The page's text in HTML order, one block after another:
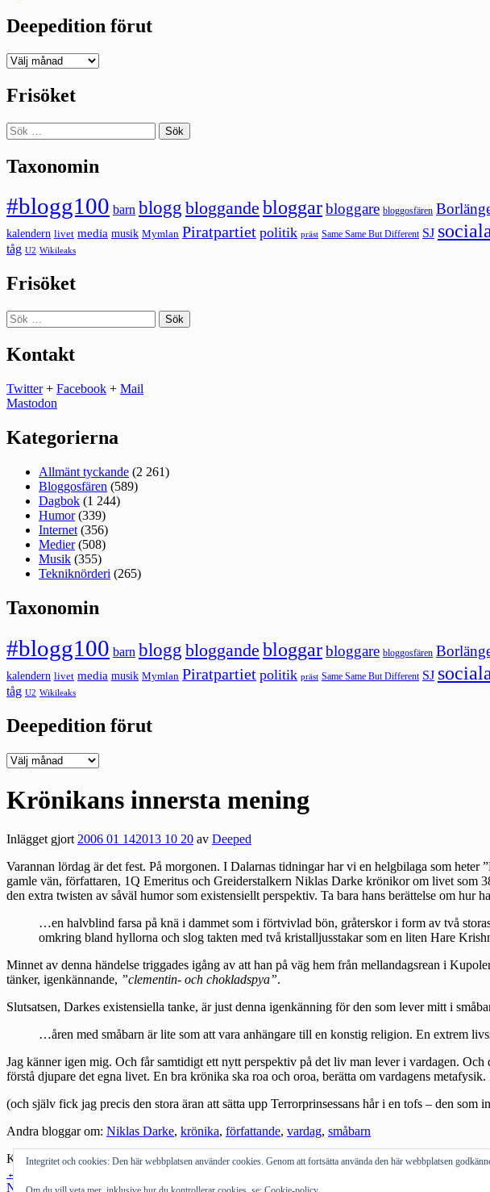
Deepedition förut
Deepedition
Frisöket
Sök
efter:
Taxonomin
#blogg100 barn blogg bloggande bloggarbloggare bloggosfären
kalendern livet media musik Mymlan Piratpartiet politik präst Same Same But Different SJ
tåg U2 Wikileaks
Frisöket
Sök
efter:
Kontakt
Twitter+ Facebook + Mail
Mastodon
Kategorierna
Allmänt tyckande (2 261)
Bloggosfären (589)
Dagbok (1 244)
Humor(339)
Internet (356)
Medier(508)
Musik (355)
Tekniknörderi (265)
Taxonomin
#blogg100 barn blogg bloggande bloggarbloggare bloggosfären
kalendern livet media musik Mymlan Piratpartiet politik präst Same Same But Different SJ
tåg U2 Wikileaks
Deepedition förut
Deepedition
Krönikans innersta mening
Inlägget gjort2006 01 142013 10 20 av Deeped
Varannan lördag är det fest. På morgonen. I Dalarnas tidningar har vi en helgbilaga som
gamle vän, författaren, 1Q Emeritus och Greiderstalkern Niklas Darke krönikor om livet som
den extra twisten av såväl humor som existensiellt perspektiv. Ta bara hans berättelse om hur
…en halvblind farsa på knä i dammet som i förtvivlad bön, gråterskor i form av två
omkring bland hyllorna och slog takten med två kristalljusstakar som en liten Hare
Minnet av denna händelse triggades igång av att han på väg hem från mellandagsrean i
tänker, igenkännande, ”clementin- och chokladspya”.
Slutsatsen, Darkes existensiella tanke, är just denna igenkänning för den som lever mitt i
…åren med småbarn är lite som att vara anhängare till en konstig religion. En extrem
Jag känner igen mig. Och får samtidigt ett nytt perspektiv på det liv man lever i vardagen.
förstå djupare det egna livet. En bra krönika ska roa och oroa, berätta om vardagens
(och själv fick jag precis den stora äran att sätta upp Terrorprinsessans hår i en tofs – den som
Andra bloggar om: Niklas Darke, krönika, författande, vardag, småbarn
Kategorier:Allmänt tyckande,Medier
Inläggsnavigering
←
Nästa inlägg→
Integritet och cookies: Den här webbplatsen använder cookies. Genom att fortsätta använda den här webbplatsen